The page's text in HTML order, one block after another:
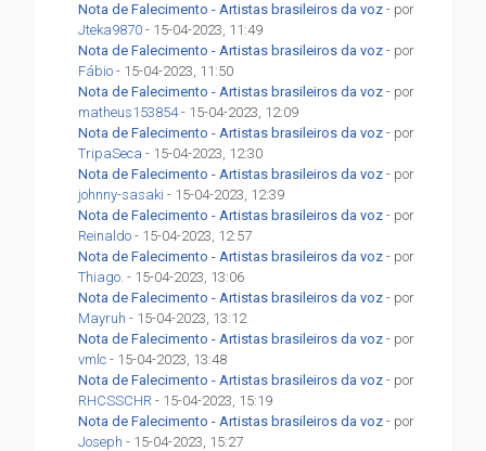
Nota de Falecimento - Artistas brasileiros da voz - por
Jteka9870 - 15-04-2023, 11:49
Nota de Falecimento - Artistas brasileiros da voz - por
Fábio - 15-04-2023, 11:50
Nota de Falecimento - Artistas brasileiros da voz - por
matheus153854- 15-04-2023, 12:09
Nota de Falecimento - Artistas brasileiros da voz - por
TripaSeca - 15-04-2023, 12:30
Nota de Falecimento - Artistas brasileiros da voz - por
johnny-sasaki - 15-04-2023, 12:39
Nota de Falecimento - Artistas brasileiros da voz - por
Reinaldo - 15-04-2023, 12:57
Nota de Falecimento - Artistas brasileiros da voz - por
Thiago. - 15-04-2023, 13:06
Nota de Falecimento - Artistas brasileiros da voz - por
Mayruh - 15-04-2023, 13:12
Nota de Falecimento - Artistas brasileiros da voz - por
vmlc - 15-04-2023, 13:48
Nota de Falecimento - Artistas brasileiros da voz - por
RHCSSCHR - 15-04-2023, 15:19
Nota de Falecimento - Artistas brasileiros da voz - por
Joseph - 15-04-2023, 15:27